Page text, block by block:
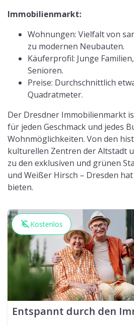
Immobilienmarkt:
Wohnungen: Vielfalt von
zu modernen Neubauten.
Käuferprofil: Junge
Senioren.
Preise: Durchschnittlich
Quadratmeter.
Der Dresdner Immobilienmarkt
für jeden Geschmack und jedes
Wohnmöglichkeiten. Von den
kulturellen Zentren der Altstadt
zu den exklusiven und grünen
und Weißer Hirsch – Dresden
bieten.
Kostenlos
Entspannt durch den